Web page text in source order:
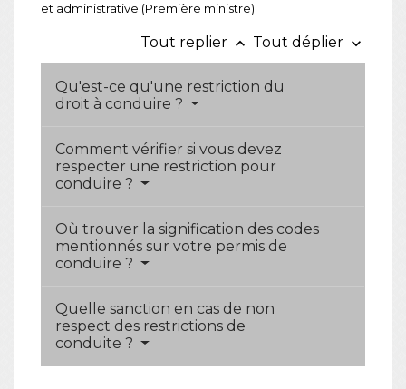
et administrative (Première ministre)
Tout replier keyboard_arrow_up Tout déplier keyboard_arrow_down
Qu'est-ce qu'une restriction du
droit à conduire ?
Comment vérifier si vous devez
respecter une restriction pour
conduire ?
Où trouver la signification des codes
mentionnés sur votre permis de
conduire ?
Quelle sanction en cas de non
respect des restrictions de
conduite ?